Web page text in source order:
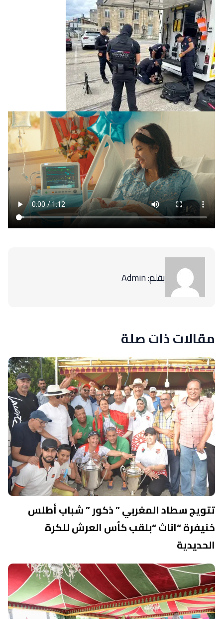
بقلم: Admin
مقالات ذات صلة
تتويج سطاد المغربي ” ذكور ” شباب أطلس
خنيفرة “اناث “بلقب كأس العرش للكرة
الحديدية